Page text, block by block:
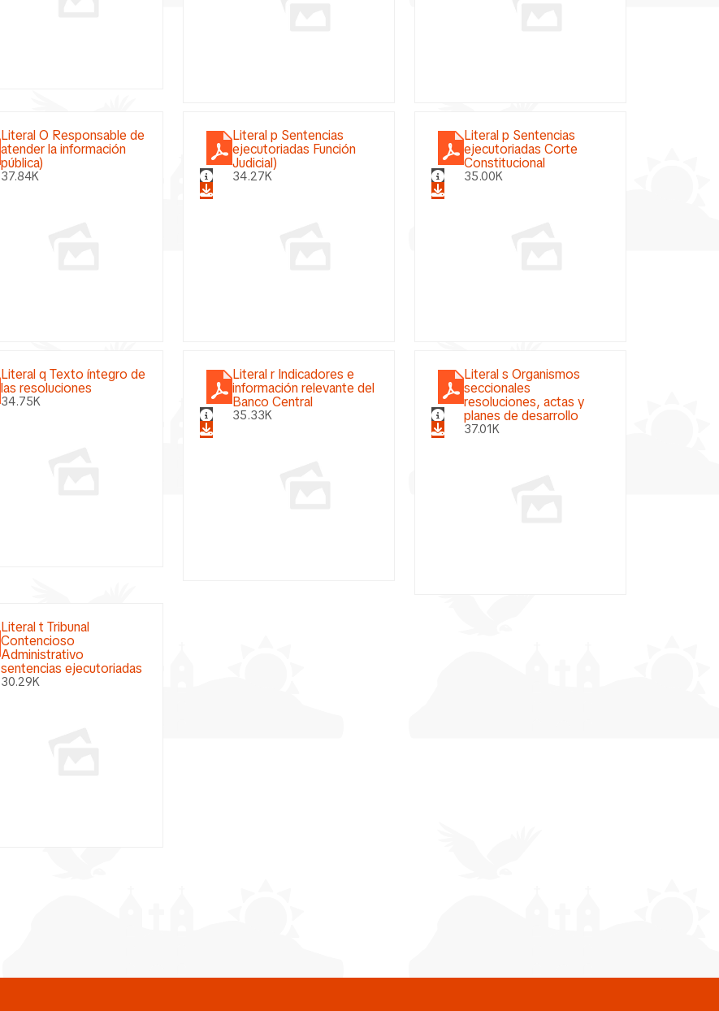
Literal O Responsable de
atender la información
pública)
37.84K
Literal p Sentencias
ejecutoriadas Función
Judicial)
34.27K
Literal p Sentencias
ejecutoriadas Corte
Constitucional
35.00K
Literal q Texto íntegro de
las resoluciones
34.75K
Literal r Indicadores e
información relevante del
Banco Central
35.33K
Literal s Organismos
seccionales
resoluciones, actas y
planes de desarrollo
37.01K
Literal t Tribunal
Contencioso
Administrativo
sentencias ejecutoriadas
30.29K